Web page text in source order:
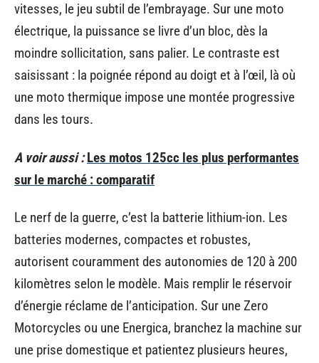
vitesses, le jeu subtil de l’embrayage. Sur une moto
électrique, la puissance se livre d’un bloc, dès la
moindre sollicitation, sans palier. Le contraste est
saisissant : la poignée répond au doigt et à l’œil, là où
une moto thermique impose une montée progressive
dans les tours.
A voir aussi : Les motos 125cc les plus performantes
sur le marché : comparatif
Le nerf de la guerre, c’est la batterie lithium-ion. Les
batteries modernes, compactes et robustes,
autorisent couramment des autonomies de 120 à 200
kilomètres selon le modèle. Mais remplir le réservoir
d’énergie réclame de l’anticipation. Sur une Zero
Motorcycles ou une Energica, branchez la machine sur
une prise domestique et patientez plusieurs heures,